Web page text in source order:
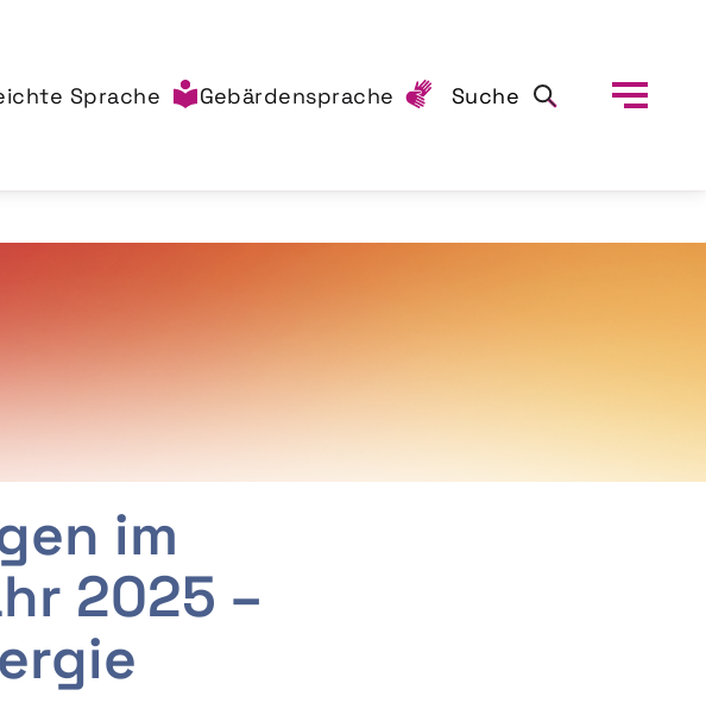
Sprache Gebärdensprache Suche
im
2025 –